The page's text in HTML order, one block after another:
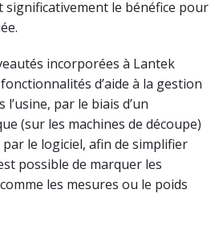
significativement le bénéfice pour
incorporées à Lantek
d’aide à la gestion
par le biais d’un
(sur les machines de découpe)
le logiciel, afin de simplifier
possible de marquer les
les mesures ou le poids